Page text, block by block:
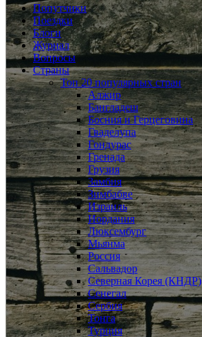
Попутчики
Поездки
Блоги
Журнал
Вопросы
Страны
Топ 20 популярных стран
Алжир
Бангладеш
Босния и Герцеговина
Гваделупа
Гондурас
Гренада
Грузия
Замбия
Зимбабве
Израиль
Иордания
Люксембург
Мьянма
Россия
Сальвадор
Северная Корея (КНДР)
Сенегал
Сербия
Тонга
Турция